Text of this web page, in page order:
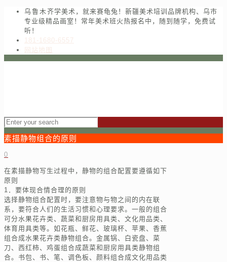
乌鲁木齐学美术，就来赛龟兔！新疆美术培训品牌机构、乌市
专业级精品画室！常年美术班火热报名中，随到随学，免费试
听！
181-1680-6557
网站地图
素描静物组合的原则
0
在素描静物写生过程中，静物的组合配置要遵循如下
原则
1．要体现合情合理的原则
选择静物组合配置时，要注意物与物之间的内在联
系，要符合人们的生活习惯和心理要求。一般的组合
可分水果花卉类、蔬菜和厨房用具类、文化用品类、
体育用具类等。如花瓶、鲜花、玻璃杯、苹果、香蕉
组合成水果花卉类静物组合。金属锅、白瓷盘、菜
刀、西红柿、鸡蛋组合成蔬菜和厨房用具类静物组
合。书包、书、笔、调色板、颜料组合成文化用品类